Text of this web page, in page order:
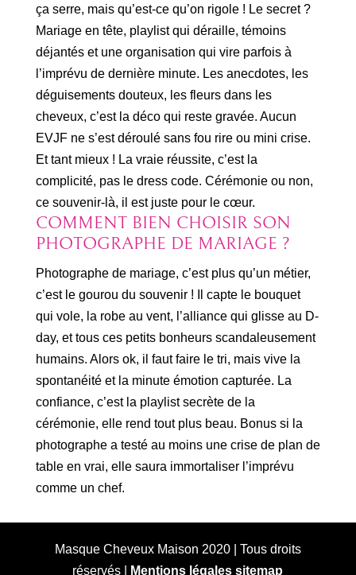
ça serre, mais qu’est-ce qu’on rigole ! Le secret ?
Mariage en tête, playlist qui déraille, témoins
déjantés et une organisation qui vire parfois à
l’imprévu de dernière minute. Les anecdotes, les
déguisements douteux, les fleurs dans les
cheveux, c’est la déco qui reste gravée. Aucun
EVJF ne s’est déroulé sans fou rire ou mini crise.
Et tant mieux ! La vraie réussite, c’est la
complicité, pas le dress code. Cérémonie ou non,
ce souvenir-là, il est juste pour le cœur.
COMMENT BIEN CHOISIR SON
PHOTOGRAPHE DE MARIAGE ?
Photographe de mariage, c’est plus qu’un métier,
c’est le gourou du souvenir ! Il capte le bouquet
qui vole, la robe au vent, l’alliance qui glisse au D-
day, et tous ces petits bonheurs scandaleusement
humains. Alors ok, il faut faire le tri, mais vive la
spontanéité et la minute émotion capturée. La
confiance, c’est la playlist secrète de la
cérémonie, elle rend tout plus beau. Bonus si la
photographe a testé au moins une crise de plan de
table en vrai, elle saura immortaliser l’imprévu
comme un chef.
Masque Cheveux Maison 2020 | Tous droits
réservés |
Mentions légales sitemap